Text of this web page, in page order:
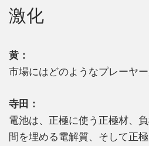
激化
黄：
市場にはどのようなプレーヤ
寺田：
電池は、正極に使う正極材、
間を埋める電解質、そして正